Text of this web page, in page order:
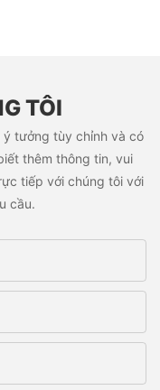
TÔI
ý tưởng tùy chỉnh và có
thêm thông tin, vui
tiếp với chúng tôi với
cầu.